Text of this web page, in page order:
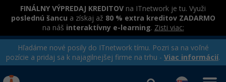
FINÁLNY VÝPREDAJ KREDITOV na ITnetwork je tu. Využi
poslednú šancu a získaj až 80 % extra kreditov ZADARMO
na náš interaktívny e-learning. Zisti viac:
Hľadáme nové posily do ITnetwork tímu. Pozri sa na voľné
pozície a pridaj sa k najagilnejšej firme na trhu - Viac informácií.